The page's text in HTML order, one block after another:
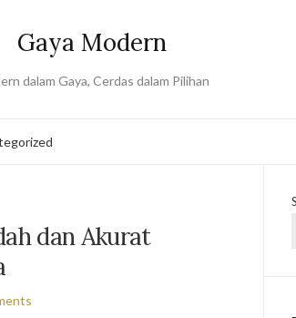
Gaya Modern
dalam Gaya, Cerdas dalam Pilihan
dan Akurat